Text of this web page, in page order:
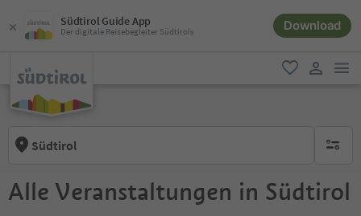
Südtirol Guide App
Der digitale Reisebegleiter Südtirols Download
favorit
Südtirol keine
Alle Veranstaltungen in Südtirol